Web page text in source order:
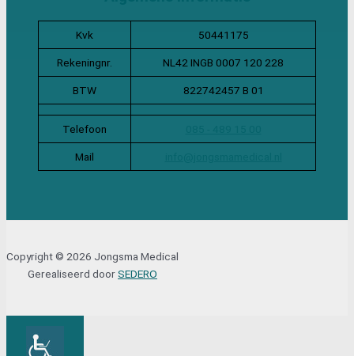
Kvk 50441175
Rekeningnr. NL42 INGB 0007 120 228
BTW 822742457 B 01
Telefoon
Mail
Copyright © 2026 Jongsma Medical
Gerealiseerd doorSEDERO